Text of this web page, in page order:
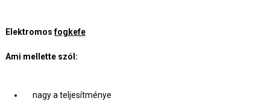
Elektromosfogkefe
Ami mellette szól:
nagy a teljesítménye